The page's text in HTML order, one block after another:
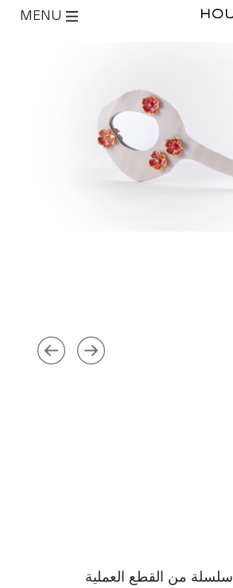
"تقدّمImprévu سلسلة من القطع العملية